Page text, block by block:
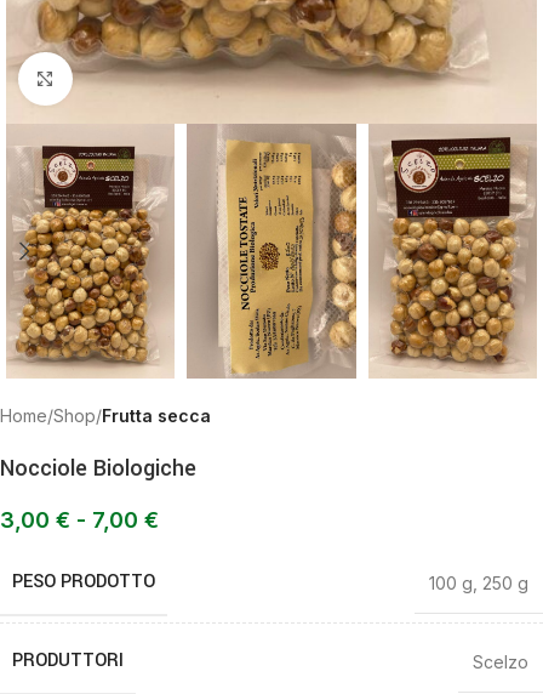
Clicca per ingrandire
Home Shop Frutta secca
Nocciole Biologiche
3,00 € - 7,00 €
PESO PRODOTTO 100 g 250 g
PRODUTTORI Scelzo